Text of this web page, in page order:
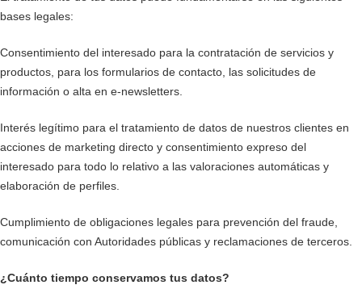
bases legales:
Consentimiento del interesado para la contratación de servicios y
productos, para los formularios de contacto, las solicitudes de
información o alta en e-newsletters.
Interés legítimo para el tratamiento de datos de nuestros clientes en
acciones de marketing directo y consentimiento expreso del
interesado para todo lo relativo a las valoraciones automáticas y
elaboración de perfiles.
Cumplimiento de obligaciones legales para prevención del fraude,
comunicación con Autoridades públicas y reclamaciones de terceros.
¿Cuánto tiempo conservamos tus datos?